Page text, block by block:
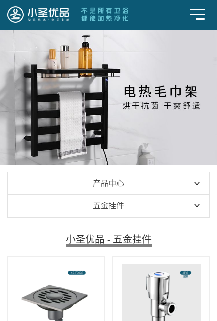
产品中心
整家热水
卫生陶瓷
五金挂件
角阀水嘴
小圣优品 - 五金挂件